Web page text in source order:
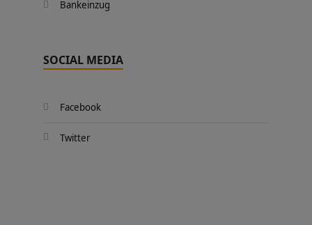
Bankeinzug
SOCIAL MEDIA
Facebook
Twitter